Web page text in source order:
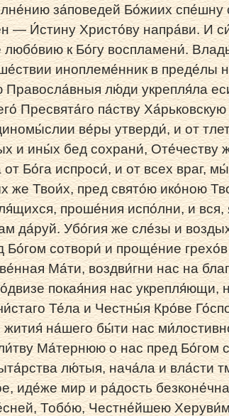
за́поведей Бо́жиих спе́шну
— И́стину Христо́ву напра́ви. И
любо́вию к Бо́гу воспламени́.
иноплеме́нник в преде́лы
лю́ди укрепля́ла
Пресвята́го па́ству
ве́ры утверди́, и от
и ины́х бед сохрани́, Оте́честву
Бо́га испроси́, и от всех враг,
же Твои́х, пред свято́ю ико́ною
проше́ния испо́лни, и вся,
да́руй. Убо́гия же сле́зы и
Бо́гом сотвори́ и проще́ние
Ма́ти, воздви́гни нас на
покая́ния нас укрепля́ющи,
Те́ла и Честны́я Кро́ве
жития́ на́шего бы́ти нас
Ма́тернюю о нас пред Бо́гом
лю́тыя, нача́ла и вла́сти
иде́же мир и ра́дость
Тобо́ю, Честне́йшею